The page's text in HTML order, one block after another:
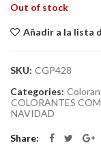
Out of stock
Añadir a la lista
SKU: CGP428
Categories:
COLORANTES
NAVIDAD
Share